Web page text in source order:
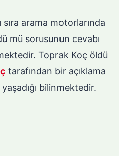
arama motorlarında
mü sorusunun cevabı
Toprak Koç öldü
tarafından bir açıklama
bilinmektedir.